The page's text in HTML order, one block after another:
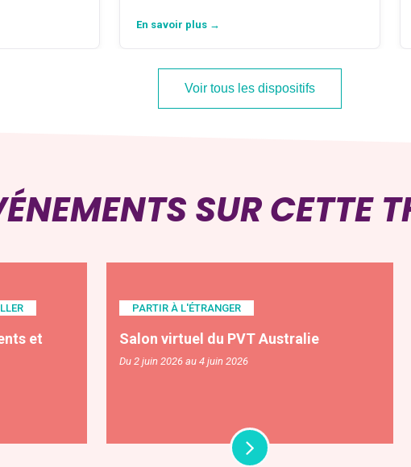
En savoir plus →
Voir tous les dispositifs
SUR CETTE
et
PARTIR À L'ÉTRANGER
Salon virtuel du PVT Australie
Du 2 juin 2026 au 4 juin 2026